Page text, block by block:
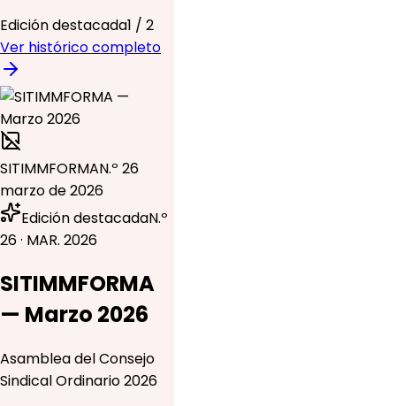
Edición destacada1 / 2
Ver histórico completo
SITIMMFORMAN.º 26
marzo de 2026
Edición destacadaN.º
26 · MAR. 2026
SITIMMFORMA
— Marzo 2026
Asamblea del Consejo
Sindical Ordinario 2026